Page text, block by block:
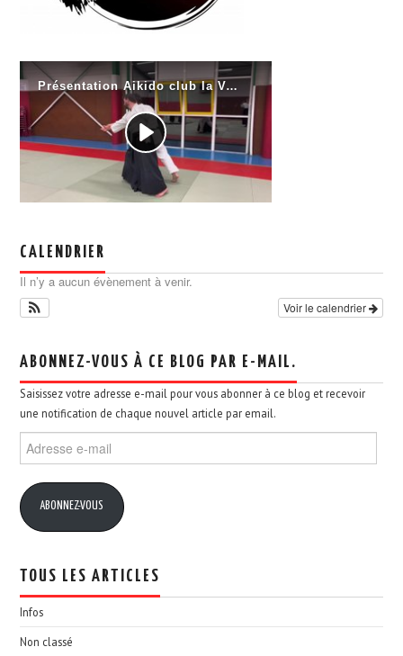
CALENDRIER
Il n’y a aucun évènement à venir.
Voir le calendrier
ABONNEZ-VOUS À CE BLOG PAR E-MAIL.
Saisissez votre adresse e-mail pour vous abonner à ce blog et recevoir
une notification de chaque nouvel article par email.
Adresse
e-
ABONNEZ-VOUS
TOUS LES ARTICLES
Infos
Non classé